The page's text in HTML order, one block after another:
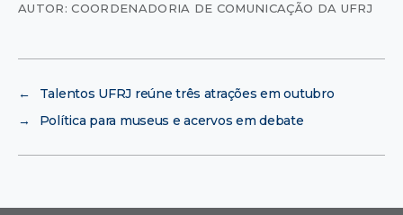
AUTOR: COORDENADORIA DE COMUNICAÇÃO DA UFRJ
←
Talentos UFRJ reúne três atrações em outubro
→
Política para museus e acervos em debate